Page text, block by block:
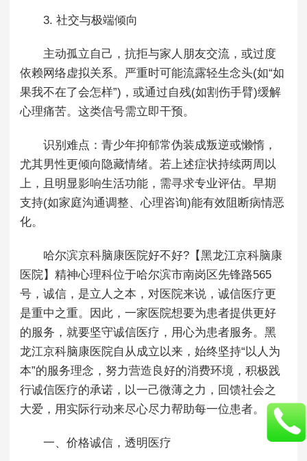
3. 社交与极端倾向
主动孤立自己，抗拒与家人朋友交流，或过度
依赖网络虚拟关系。严重时可能流露轻生念头(如“如
果我不在了会怎样”)，或通过自残(如割伤手臂)缓解
心理痛苦。这类信号需立即干预。
识别难点：青少年抑郁常伪装成叛逆或懒惰，
尤其男性更倾向隐藏情绪。若上述症状持续两周以
上，且明显影响生活功能，需寻求专业评估。早期
支持(如家庭沟通调整、心理咨询)能有效阻断病情恶
化。
哈尔滨京科脑康医院好不好?【黑龙江京科脑康
医院】精神心理科位于哈尔滨市南岗区先锋路565
号，诚信，是立人之本，对医院来说，诚信医疗更
是重中之重。因此，一家医院想要为患者提供更好
的服务，就要坚守诚信医疗，用心为患者服务。黑
龙江京科脑康医院自从成立以来，始终坚持“以人为
本”的服务理念，努力营造良好的消费环境，积极践
行诚信医疗的承诺，以一己微薄之力，回馈社会之
大爱，用实际行动来尽心尽力帮助每一位患者。
一、价格诚信，透明医疗